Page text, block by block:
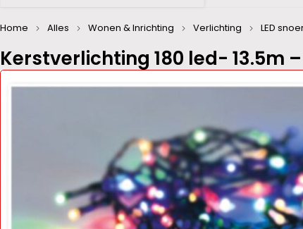
Kerstverlichting 180 led- 13.5m
Home Alles Wonen & Inrichting Verlichting LED